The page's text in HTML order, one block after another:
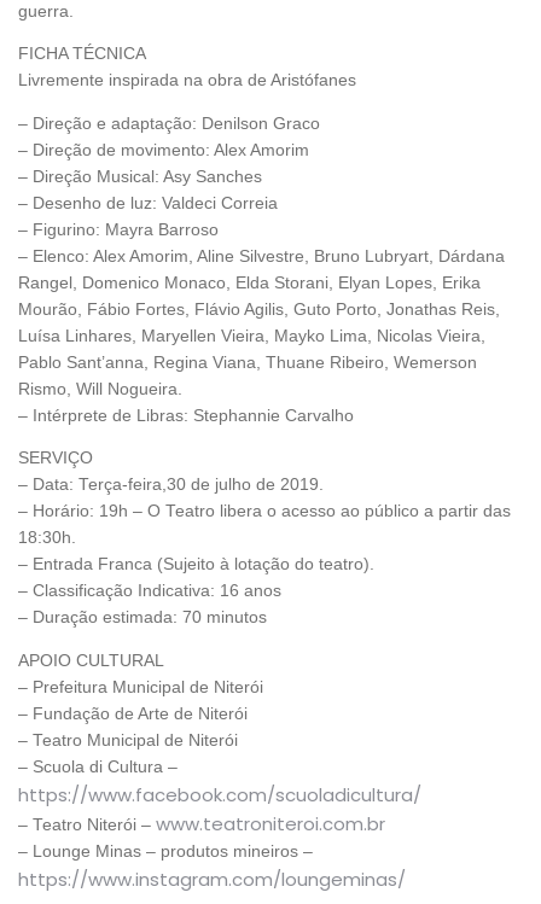
guerra.
FICHA TÉCNICA
Livremente inspirada na obra de Aristófanes
– Direção e adaptação: Denilson Graco
– Direção de movimento: Alex Amorim
– Direção Musical: Asy Sanches
– Desenho de luz: Valdeci Correia
– Figurino: Mayra Barroso
– Elenco: Alex Amorim, Aline Silvestre, Bruno Lubryart, Dárdana
Rangel, Domenico Monaco, Elda Storani, Elyan Lopes, Erika
Mourão, Fábio Fortes, Flávio Agilis, Guto Porto, Jonathas Reis,
Luísa Linhares, Maryellen Vieira, Mayko Lima, Nicolas Vieira,
Pablo Sant’anna, Regina Viana, Thuane Ribeiro, Wemerson
Rismo, Will Nogueira.
– Intérprete de Libras: Stephannie Carvalho
SERVIÇO
– Data: Terça-feira,30 de julho de 2019.
– Horário: 19h – O Teatro libera o acesso ao público a partir das
18:30h.
– Entrada Franca (Sujeito à lotação do teatro).
– Classificação Indicativa: 16 anos
– Duração estimada: 70 minutos
APOIO CULTURAL
– Prefeitura Municipal de Niterói
– Fundação de Arte de Niterói
– Teatro Municipal de Niterói
– Scuola di Cultura –
https://www.facebook.com/scuoladicultura/
– Teatro Niterói – www.teatroniteroi.com.br
– Lounge Minas – produtos mineiros –
https://www.instagram.com/loungeminas/